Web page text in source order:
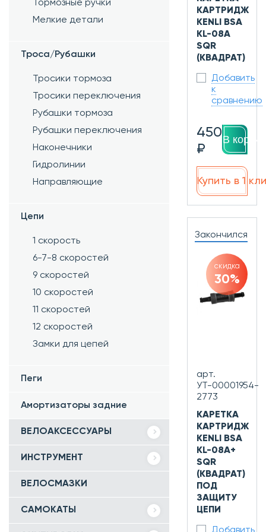
Тормозные ручки
Мелкие детали
Троса/Рубашки
Тросики тормоза
Тросики переключения
Рубашки тормоза
Рубашки переключения
Наконечники
Гидролинии
Направляющие
Цепи
1 скорость
6-7-8 скоростей
9 скоростей
10 скоростей
11 скоростей
12 скоростей
Замки для цепей
Пеги
Амортизаторы задние
ВЕЛОАКСЕССУАРЫ
ИНСТРУМЕНТ
ВЕЛОСМАЗКИ
САМОКАТЫ
КАРТРИДЖ
KENLI BSA
KL-08A
SQR
(КВАДРАТ)
Добавить
к
сравнению
450
₽
В
Купить в 1
Закончился
скидка
30%
арт.
УТ-00001954-
2773
КАРЕТКА
КАРТРИДЖ
KENLI BSA
KL-08A+
SQR
(КВАДРАТ)
ПОД
ЗАЩИТУ
ЦЕПИ